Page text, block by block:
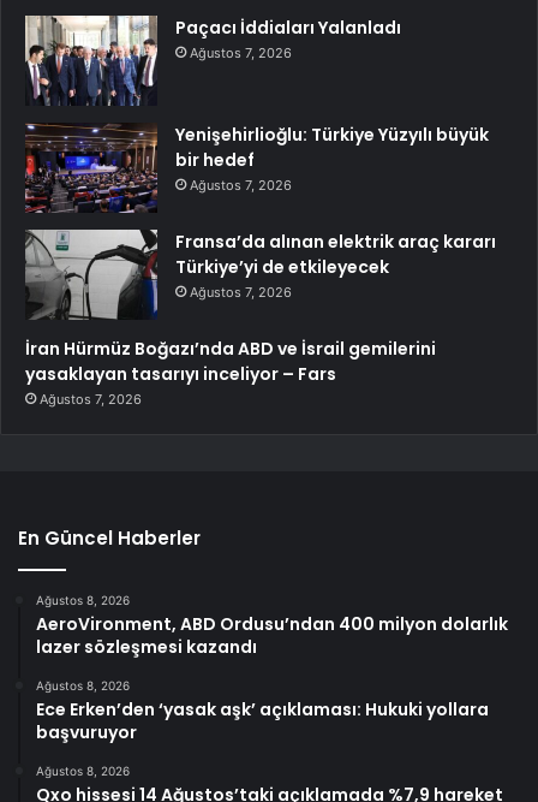
Paçacı İddiaları Yalanladı
Ağustos 7, 2026
Yenişehirlioğlu: Türkiye Yüzyılı büyük
bir hedef
Ağustos 7, 2026
Fransa’da alınan elektrik araç kararı
Türkiye’yi de etkileyecek
Ağustos 7, 2026
İran Hürmüz Boğazı’nda ABD ve İsrail gemilerini
yasaklayan tasarıyı inceliyor – Fars
Ağustos 7, 2026
En Güncel Haberler
Ağustos 8, 2026
AeroVironment, ABD Ordusu’ndan 400 milyon dolarlık
lazer sözleşmesi kazandı
Ağustos 8, 2026
Ece Erken’den ‘yasak aşk’ açıklaması: Hukuki yollara
başvuruyor
Ağustos 8, 2026
Qxo hissesi 14 Ağustos’taki açıklamada %7,9 hareket